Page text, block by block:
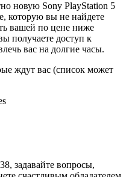
новую Sony PlayStation 5
которую вы не найдете
вашей по цене ниже
получаете доступ к
вас на долгие часы.
ждут вас (список может
задавайте вопросы,